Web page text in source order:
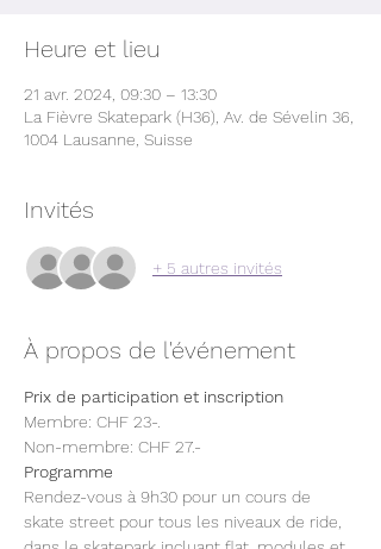
Heure et lieu
21 avr. 2024, 09:30 – 13:30
La Fièvre Skatepark (H36), Av. de Sévelin 36,
1004 Lausanne, Suisse
Invités
+ 5 autres invités
À propos de l'événement
Prix de participation et inscription
Membre: CHF 23-.
Non-membre: CHF 27.-
Programme
Rendez-vous à 9h30 pour un cours de
skate street pour tous les niveaux de ride,